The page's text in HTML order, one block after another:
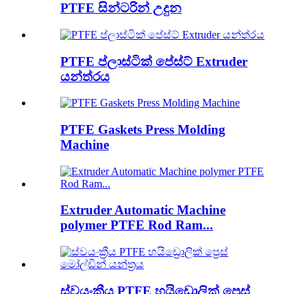
PTFE සින්ටරින් උදුන
PTFE ප්ලාස්ටික් පේස්ට් Extruder
යන්ත්රය
PTFE Gaskets Press Molding
Machine
Extruder Automatic Machine
polymer PTFE Rod Ram...
ස්වයංක්‍රීය PTFE හයිඩ්‍රොලික් ප්‍රෙස්